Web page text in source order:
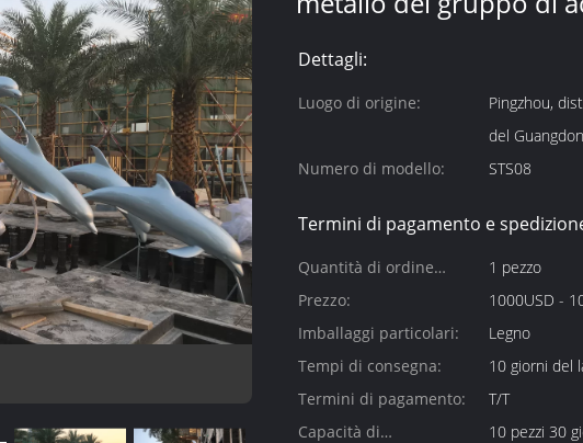
Dettagli:
Luogo di origine:
Pingzhou,
del
Numero di modello:
STS08
Termini di pagamento e
Quantità di ordine
minimo:
1 pezzo
Prezzo:
1000USD -
Imballaggi particolari:
Legno
Tempi di consegna:
10 giorni del
Termini di pagamento:
T/T
Capacità di
10 pezzi 30